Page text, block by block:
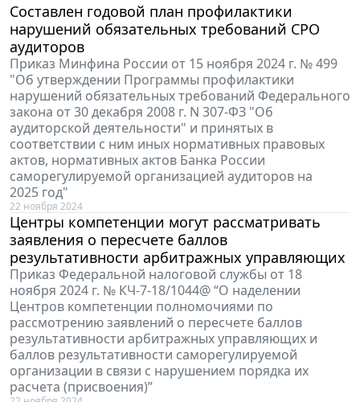
Составлен годовой план профилактики
нарушений обязательных требований СРО
аудиторов
Приказ Минфина России от 15 ноября 2024 г. № 499
"Об утверждении Программы профилактики
нарушений обязательных требований Федерального
закона от 30 декабря 2008 г. N 307-ФЗ "Об
аудиторской деятельности" и принятых в
соответствии с ним иных нормативных правовых
актов, нормативных актов Банка России
саморегулируемой организацией аудиторов на
2025 год"
22 ноября 2024
Центры компетенции могут рассматривать
заявления о пересчете баллов
результативности арбитражных управляющих
Приказ Федеральной налоговой службы от 18
ноября 2024 г. № КЧ-7-18/1044@ “О наделении
Центров компетенции полномочиями по
рассмотрению заявлений о пересчете баллов
результативности арбитражных управляющих и
баллов результативности саморегулируемой
организации в связи с нарушением порядка их
расчета (присвоения)”